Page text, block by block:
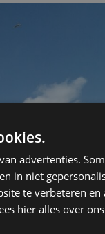
advertenties.
in niet
te verbeteren en
hier alles over ons